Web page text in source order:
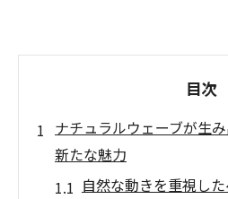
目次
ナチュラルウェーブが生
新たな魅力
自然な動きを重視し